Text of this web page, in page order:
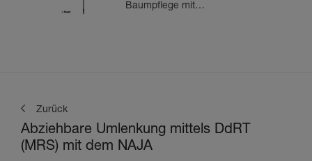
Baumpflege mit
Zurück
Abziehbare Umlenkung mittels DdRT
(MRS) mit dem NAJA